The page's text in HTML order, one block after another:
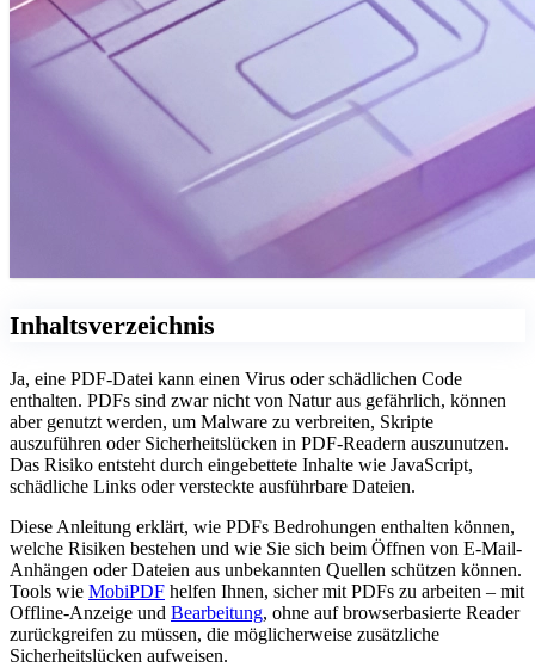
Inhaltsverzeichnis
Ja, eine PDF-Datei kann einen Virus oder schädlichen Code
enthalten. PDFs sind zwar nicht von Natur aus gefährlich, können
aber genutzt werden, um Malware zu verbreiten, Skripte
auszuführen oder Sicherheitslücken in PDF-Readern auszunutzen.
Das Risiko entsteht durch eingebettete Inhalte wie JavaScript,
schädliche Links oder versteckte ausführbare Dateien.
Diese Anleitung erklärt, wie PDFs Bedrohungen enthalten können,
welche Risiken bestehen und wie Sie sich beim Öffnen von E-Mail-
Anhängen oder Dateien aus unbekannten Quellen schützen können.
Tools wie MobiPDF helfen Ihnen, sicher mit PDFs zu arbeiten – mit
Offline-Anzeige und Bearbeitung, ohne auf browserbasierte Reader
zurückgreifen zu müssen, die möglicherweise zusätzliche
Sicherheitslücken aufweisen.